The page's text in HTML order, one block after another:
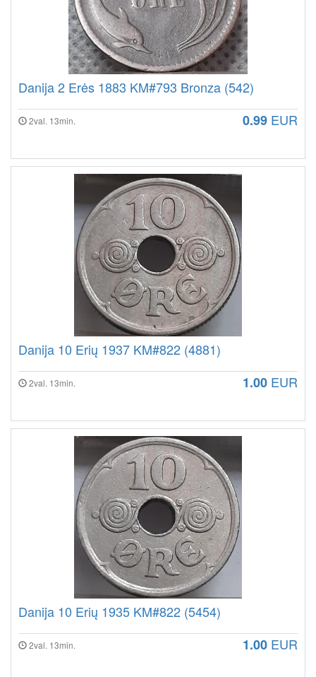
Danija 2 Erės 1883 KM#793 Bronza (542)
2val. 13min. 0.99 EUR
Danija 10 Erių 1937 KM#822 (4881)
2val. 13min. 1.00 EUR
Danija 10 Erių 1935 KM#822 (5454)
2val. 13min. 1.00 EUR